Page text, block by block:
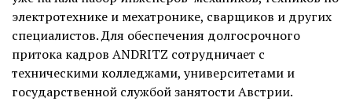
электротехнике и мехатронике, сварщиков и других
специалистов. Для обеспечения долгосрочного
притока кадров ANDRITZ сотрудничает с
техническими колледжами, университетами и
государственной службой занятости Австрии.